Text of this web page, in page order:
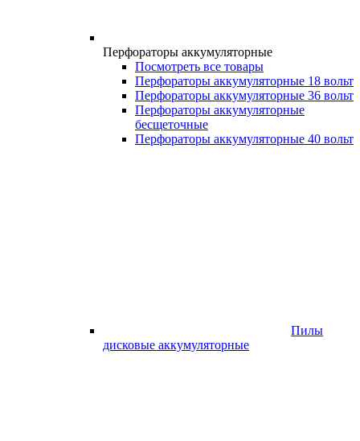
Перфораторы аккумуляторные
Посмотреть все товары
Перфораторы аккумуляторные 18 вольт
Перфораторы аккумуляторные 36 вольт
Перфораторы аккумуляторные
бесщеточные
Перфораторы аккумуляторные 40 вольт
Пилы
дисковые аккумуляторные